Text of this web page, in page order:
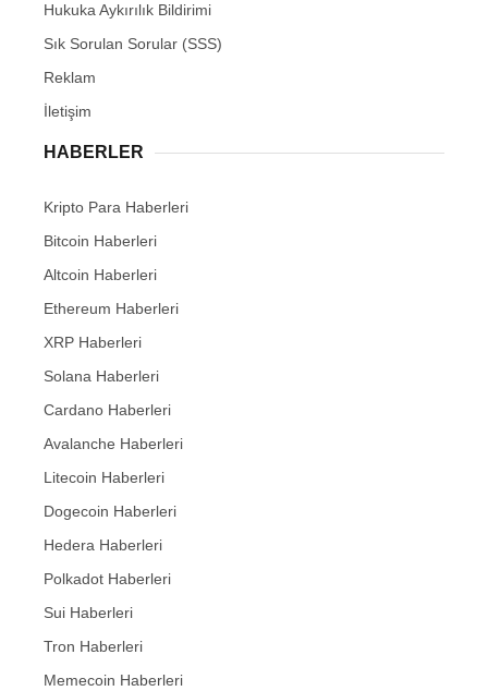
Hukuka Aykırılık Bildirimi
Sık Sorulan Sorular (SSS)
Reklam
İletişim
HABERLER
Kripto Para Haberleri
Bitcoin Haberleri
Altcoin Haberleri
Ethereum Haberleri
XRP Haberleri
Solana Haberleri
Cardano Haberleri
Avalanche Haberleri
Litecoin Haberleri
Dogecoin Haberleri
Hedera Haberleri
Polkadot Haberleri
Sui Haberleri
Tron Haberleri
Memecoin Haberleri